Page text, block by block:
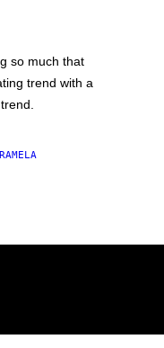
so much that
trend with a